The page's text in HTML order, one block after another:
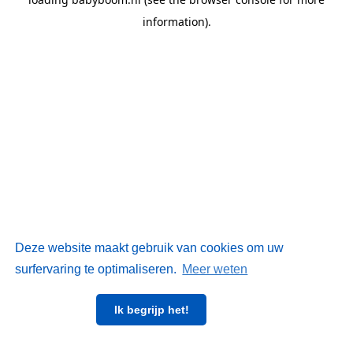
Deze website maakt gebruik van cookies om uw
surfervaring te optimaliseren. Meer weten
Ik begrijp het!
information).